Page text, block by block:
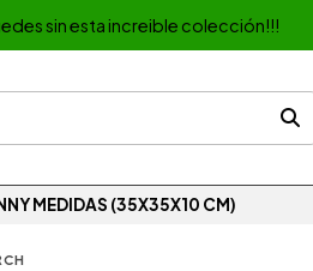
sin esta increible colección!!!
MEDIDAS (35X35X10 CM)